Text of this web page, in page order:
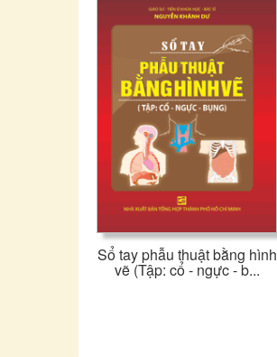
Sổ tay phẫu thuật bằng hình
vẽ (Tập: cổ - ngực - b...